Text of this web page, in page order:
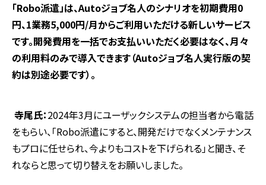
――「Robo派遣」は、Autoジョブ名人のシナリオを初期費用0
円、1業務5,000円/月からご利用いただける新しいサービス
です。開発費用を一括でお支払いいただく必要はなく、月々
の利用料のみで導入できます（Autoジョブ名人実行版の契
約は別途必要です）。
寺尾氏：2024年3月にユーザックシステムの担当者から電話
をもらい、「Robo派遣にすると、開発だけでなくメンテナンス
もプロに任せられ、今よりもコストを下げられる」と聞き、そ
れならと思って切り替えをお願いしました。